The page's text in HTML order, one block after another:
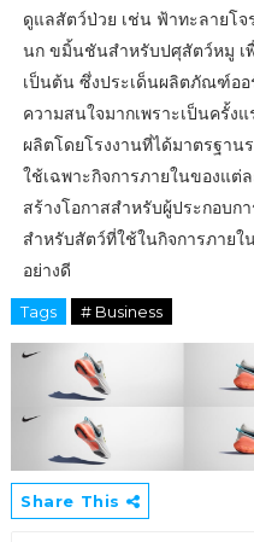
ดูแลสัตว์ป่วย เช่น ฟ้าทะลายโ
นก ขมิ้นชันสำหรับปศุสัตว์หมู เพื่
เป็นต้น ซึ่งประเด็นผลิตภัณฑ์อ
ความสนใจมากเพราะเป็นครั้ง
ผลิตโดยโรงงานที่ได้มาตรฐาน
ใช้เฉพาะกิจการภายในของแต่
สร้างโอกาสสำหรับผู้ประกอบก
สำหรับสัตว์ที่ใช้ในกิจการภาย
อย่างดี
Tags # Business
Share This